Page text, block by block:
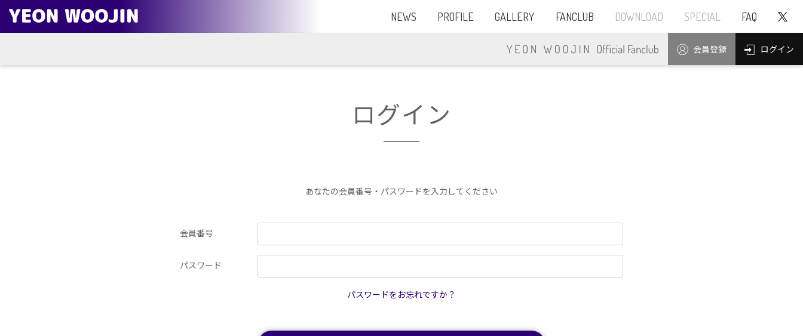
NEWS PROFILE GALLERY FANCLUB DOWNLOAD SPECIAL FAQ
会員登録 ログイン
ログイン
あなたの会員番号・パスワードを入力してください
会員番号
パスワード
パスワードをお忘れですか？